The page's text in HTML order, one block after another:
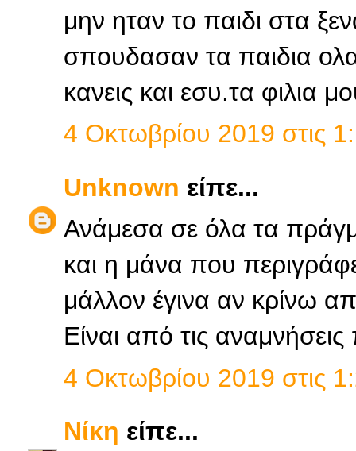
μην ηταν το παιδι στα
σπουδασαν τα παιδια
κανεις και εσυ.τα φιλια
4 Οκτωβρίου 2019 στις
Unknown είπε...
Ανάμεσα σε όλα τα
και η μάνα που
μάλλον έγινα αν κρίνω
Είναι από τις
4 Οκτωβρίου 2019 στις
Νίκη είπε...